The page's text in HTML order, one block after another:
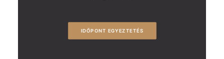
IDŐPONT EGYEZTETÉS